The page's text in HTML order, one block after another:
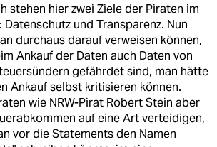
stehen hier zwei Ziele der Piraten im
Datenschutz und Transparenz. Nun
durchaus darauf verweisen können,
Ankauf der Daten auch Daten von
gefährdet sind, man hätte
Ankauf selbst kritisieren können.
wie NRW-Pirat Robert Stein aber
auf eine Art verteidigen,
vor die Statements den Namen